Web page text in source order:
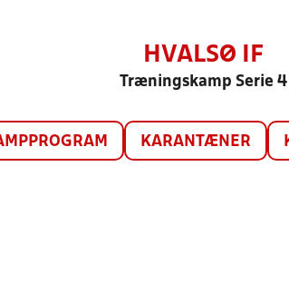
HVALSØ IF
Træningskamp Serie 4
KARANTÆNER